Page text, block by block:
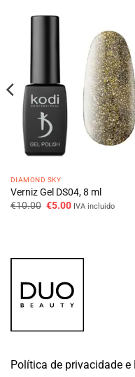
DIAMOND SKY
Verniz Gel DS04, 8 ml
€10.00 O
€5.00OIVA incluido
Política de privacidade e